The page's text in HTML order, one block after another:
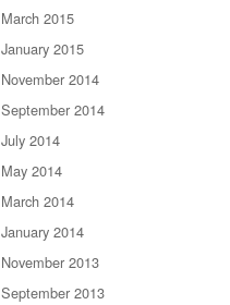
March 2015
January 2015
November 2014
September 2014
July 2014
May 2014
March 2014
January 2014
November 2013
September 2013